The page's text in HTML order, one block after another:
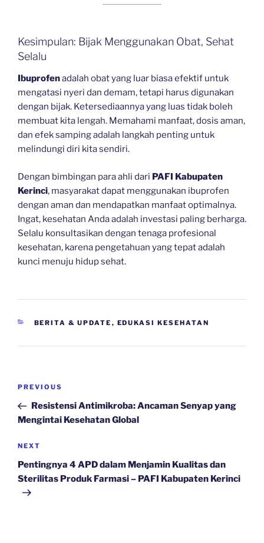
Kesimpulan: Bijak Menggunakan Obat, Sehat
Selalu
Ibuprofenadalah obat yang luar biasa efektif untuk
mengatasi nyeri dan demam, tetapi harus digunakan
dengan bijak. Ketersediaannya yang luas tidak boleh
membuat kita lengah. Memahami manfaat, dosis aman,
dan efek samping adalah langkah penting untuk
melindungi diri kita sendiri.
Dengan bimbingan para ahli dari PAFI Kabupaten
Kerinci, masyarakat dapat menggunakan ibuprofen
dengan aman dan mendapatkan manfaat optimalnya.
Ingat, kesehatan Anda adalah investasi paling berharga.
Selalu konsultasikan dengan tenaga profesional
kesehatan, karena pengetahuan yang tepat adalah
kunci menuju hidup sehat.
CATEGORIES
BERITA & UPDATE , EDUKASI KESEHATAN
Navigasi
Previous
Post
PREVIOUS
Resistensi Antimikroba: Ancaman Senyap yang
Mengintai Kesehatan Global
Next
Post
NEXT
Pentingnya 4 APD dalam Menjamin Kualitas dan
Sterilitas Produk Farmasi – PAFI Kabupaten Kerinci